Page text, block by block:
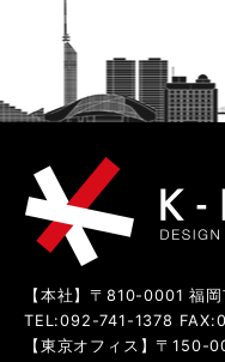
【本社】〒810-0001 福
TEL:092-741-1378
【東京オフィス】〒150-